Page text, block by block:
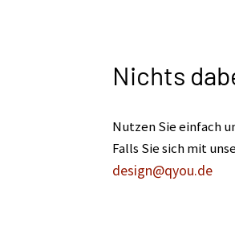
Nichts
Nutzen Sie einfach
Falls Sie sich mit
design@qyou.de